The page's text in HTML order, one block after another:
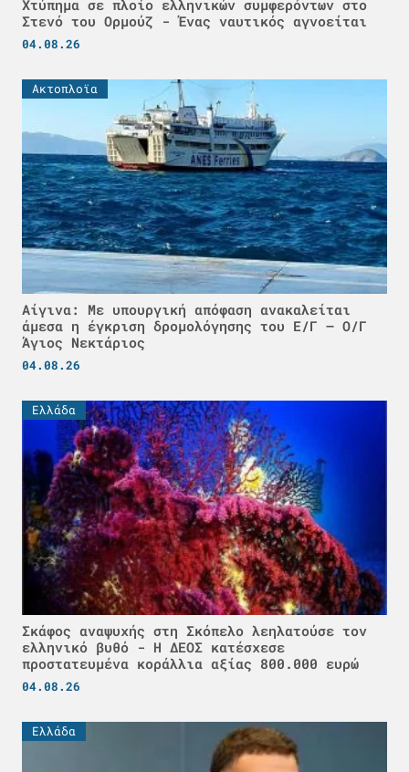
Χτύπημα σε πλοίο ελληνικών συμφερόντων στο
Στενό του Ορμούζ - Ένας ναυτικός αγνοείται
04.08.26
Ακτοπλοϊα
Αίγινα: Με υπουργική απόφαση ανακαλείται
άμεσα η έγκριση δρομολόγησης του Ε/Γ – Ο/Γ
Άγιος Νεκτάριος
04.08.26
Ελλάδα
Σκάφος αναψυχής στη Σκόπελο λεηλατούσε τον
ελληνικό βυθό - H ΔΕΟΣ κατέσχεσε
προστατευμένα κοράλλια αξίας 800.000 ευρώ
04.08.26
Ελλάδα